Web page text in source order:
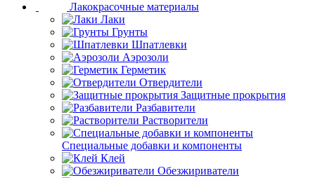
Лакокрасочные материалы
Лаки
Грунты
Шпатлевки
Аэрозоли
Герметик
Отвердители
Защитные прокрытия
Разбавители
Растворители
Специальные добавки и компоненты
Клей
Обезжириватели